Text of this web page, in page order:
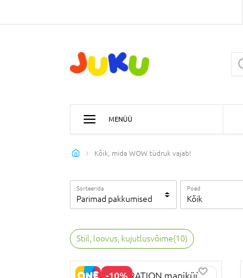
MENÜÜ
Kõik, mida WOW tüdruk vajab!
Sorteerida
Parimad pakkumised
Poed
Kõik
Stiil, loovus, kujutlusvõime(10)
-10%
WOW GENERATION maniküüri